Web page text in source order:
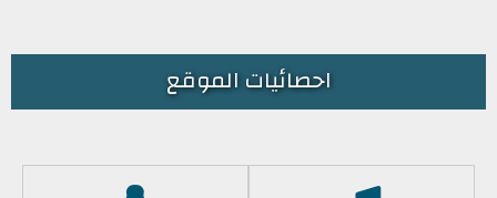
احصائيات الموقع